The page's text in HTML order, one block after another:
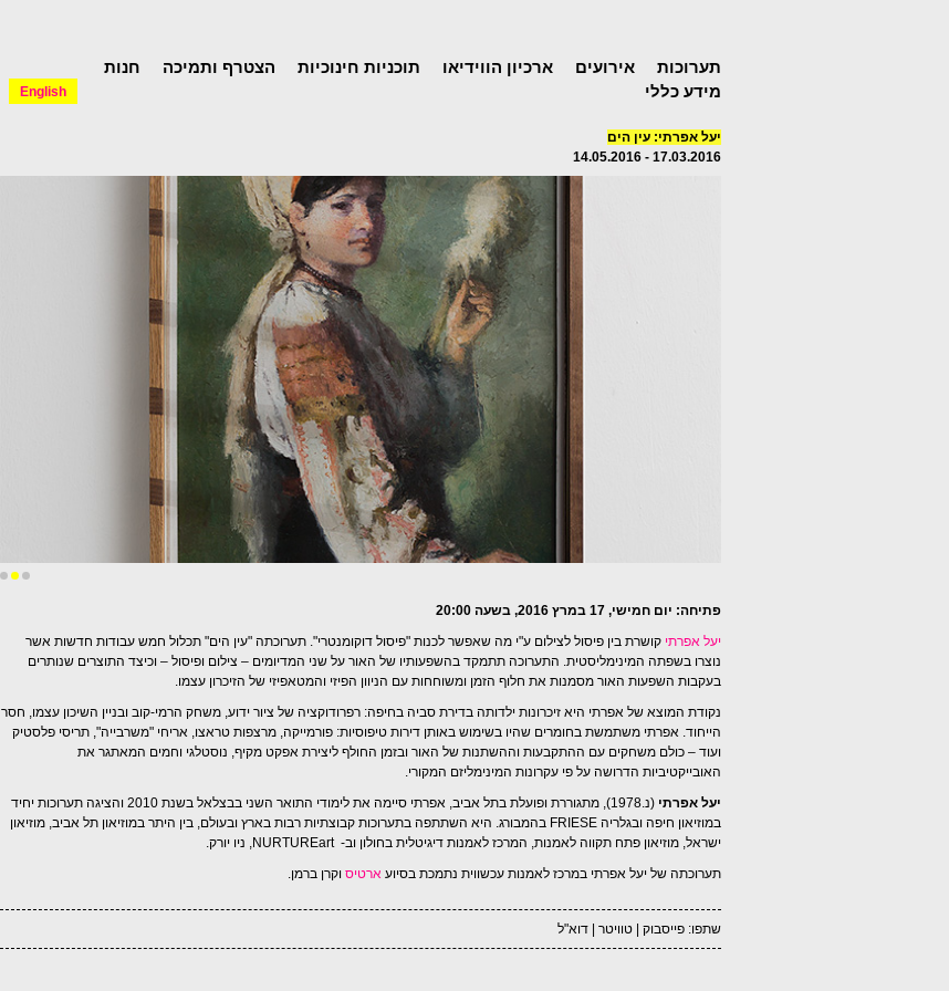
תערוכות אירועים ארכיון הווידיאו תוכניות חינוכיות הצטרף ותמיכה
חנות
מידע כללי
English
יעל אפרתי: עין הים
17.03.2016 - 14.05.2016
פתיחה: יום חמישי, 17 במרץ 2016, בשעה 20:00
יעל אפרתי קושרת בין פיסול לצילום ע"י מה שאפשר לכנות "פיסול דוקומנטרי". תערוכתה "עין הים" תכלול חמש עבודות חדשות אשר
נוצרו בשפתה המינימליסטית. התערוכה תתמקד בהשפעותיו של האור על שני המדיומים – צילום ופיסול – וכיצד התוצרים שנותרים
בעקבות השפעות האור מסמנות את חלוף הזמן ומשוחחות עם הניוון הפיזי והמטאפיזי של הזיכרון עצמו.
נקודת המוצא של אפרתי היא זיכרונות ילדותה בדירת סביה בחיפה: רפרודוקציה של ציור ידוע, משחק הרמי-קוב ובניין השיכון עצמו, חסר
הייחוד. אפרתי משתמשת בחומרים שהיו בשימוש באותן דירות טיפוסיות: פורמייקה, מרצפות טראצו, אריחי "משרבייה", תריסי פלסטיק
ועוד – כולם משחקים עם ההתקבעות וההשתנות של האור ובזמן החולף ליצירת אפקט מקיף, נוסטלגי וחמים המאתגר את
האובייקטיביות הדרושה על פי עקרונות המינימליזם המקורי.
יעל אפרתי
(נ.1978), מתגוררת ופועלת בתל אביב, אפרתי סיימה את לימודי התואר השני בבצלאל בשנת 2010 והציגה תערוכות יחיד
במוזיאון חיפה ובגלריה FRIESE בהמבורג. היא השתתפה בתערוכות קבוצתיות רבות בארץ ובעולם, בין היתר במוזיאון תל אביב, מוזיאון
ישראל, מוזיאון פתח תקווה לאמנות, המרכז לאמנות דיגיטלית בחולון וב- NURTUREart, ניו יורק.
תערוכתה של יעל אפרתי במרכז לאמנות עכשווית נתמכת בסיוע ארטיס וקרן ברמן.
שתפו: פייסבוק טוויטר דוא"ל